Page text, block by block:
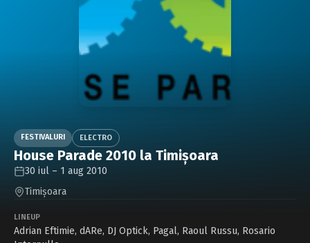
Caută în site...
FESTIVALURI ELECTRO
House Parade 2010 la Timişoara
30 iul – 1 aug 2010
Timişoara
LINEUP
Adrian Eftimie, dARe, DJ Optick, Pagal, Raoul Russu, Rosario